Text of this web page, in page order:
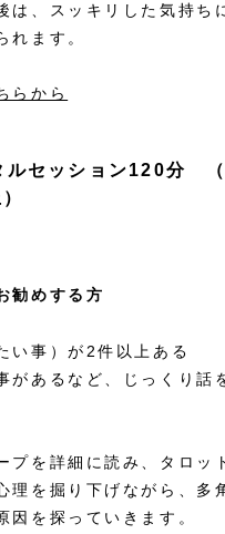
は、スッキリした気持ち
れます。
らから
セッション120分 （
勧めする方
い事）が2件以上ある
があるなど、じっくり話
プを詳細に読み、タロッ
理を掘り下げながら、多
因を探っていきます。